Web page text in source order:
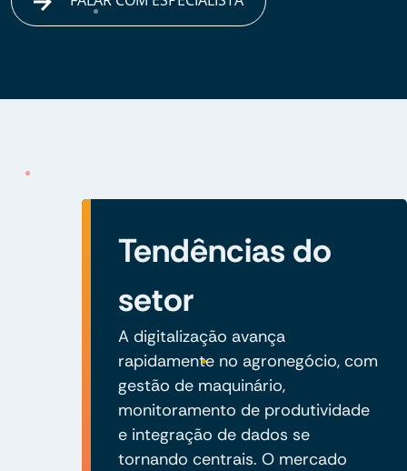
Tendências do
setor
A digitalização avança
rapidamente no agronegócio, com
gestão de maquinário,
monitoramento de produtividade
e integração de dados se
tornando centrais. O mercado